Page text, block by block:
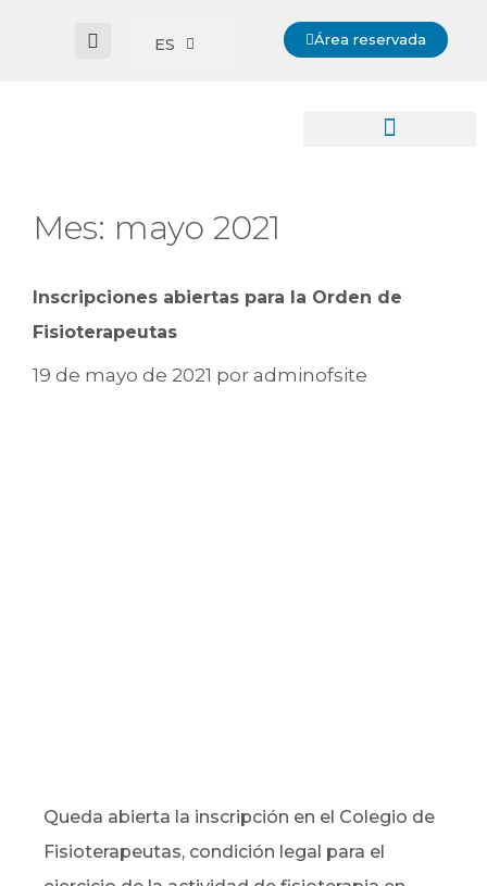
ES Área reservada
Mes: mayo 2021
Inscripciones abiertas para la Orden de
Fisioterapeutas
19 de mayo de 2021 por adminofsite
Queda abierta la inscripción en el Colegio de
Fisioterapeutas, condición legal para el